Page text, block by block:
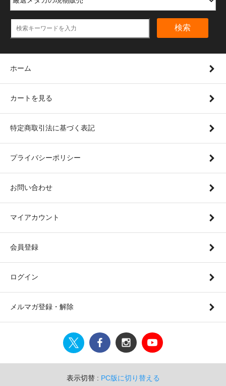
検索
ホーム
カートを見る
特定商取引法に基づく表記
プライバシーポリシー
お問い合わせ
マイアカウント
会員登録
ログイン
メルマガ登録・解除
表示切替 : PC版に切り替える